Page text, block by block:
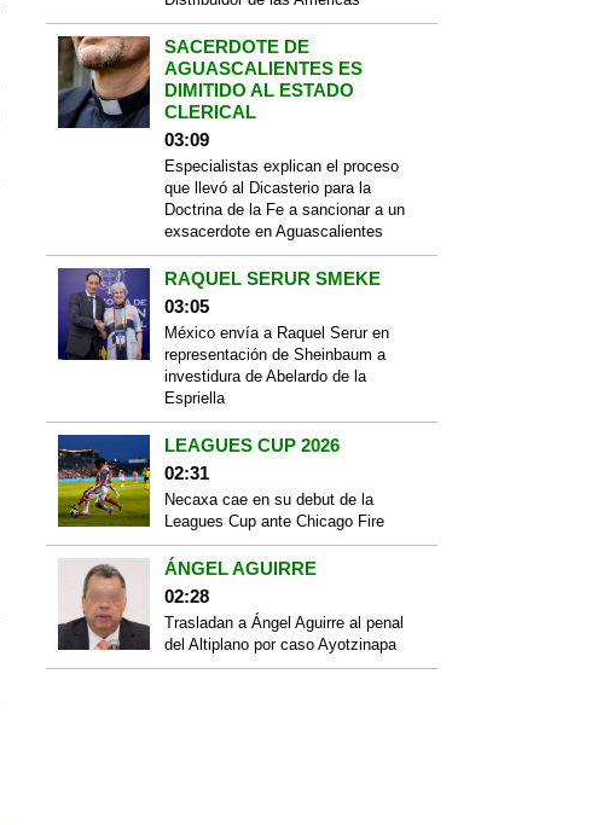
SACERDOTE DE
AGUASCALIENTES ES
DIMITIDO AL ESTADO
CLERICAL
03:09
Especialistas explican el proceso
que llevó al Dicasterio para la
Doctrina de la Fe a sancionar a un
exsacerdote en Aguascalientes
RAQUEL SERUR SMEKE
03:05
México envía a Raquel Serur en
representación de Sheinbaum a
investidura de Abelardo de la
Espriella
LEAGUES CUP 2026
02:31
Necaxa cae en su debut de la
Leagues Cup ante Chicago Fire
ÁNGEL AGUIRRE
02:28
Trasladan a Ángel Aguirre al penal
del Altiplano por caso Ayotzinapa